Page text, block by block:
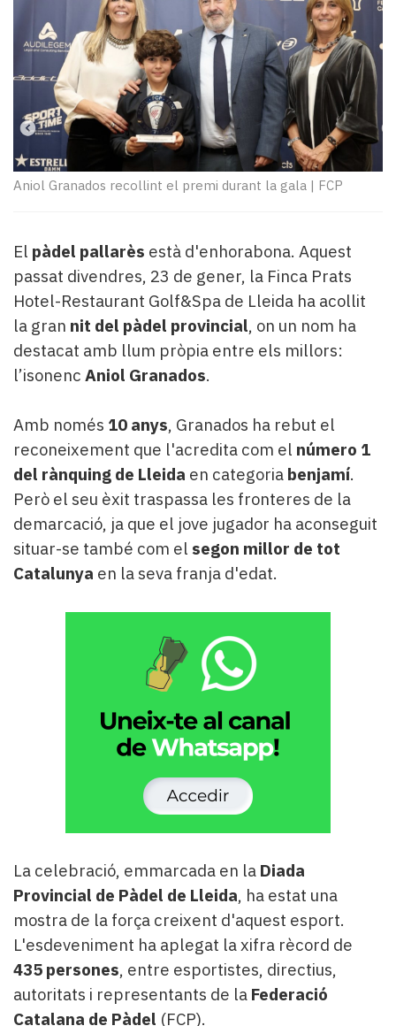
Reportatges
Entrevistes
Enquestes
A
escena!
Dis
teva!
Subscriptors
del
Pallars
Contingut
patrocinat
Lo
més
llegit...
Aniol Granados recollint el premi durant la gala | FCP
El pàdel pallarès està d'enhorabona. Aquest
passat divendres, 23 de gener, la Finca Prats
Hotel-Restaurant Golf&Spa de Lleida ha acollit
la gran nit del pàdel provincial, on un nom ha
destacat amb llum pròpia entre els millors:
l’isonenc Aniol Granados.
Amb només 10 anys, Granados ha rebut el
reconeixement que l'acredita com el número 1
del rànquing de Lleida en categoria benjamí.
Però el seu èxit traspassa les fronteres de la
demarcació, ja que el jove jugador ha aconseguit
situar-se també com el segon millor de tot
Catalunya en la seva franja d'edat.
La celebració, emmarcada en la Diada
Provincial de Pàdel de Lleida, ha estat una
mostra de la força creixent d'aquest esport.
L'esdeveniment ha aplegat la xifra rècord de
435 persones, entre esportistes, directius,
autoritats i representants de la Federació
Catalana de Pàdel (FCP).